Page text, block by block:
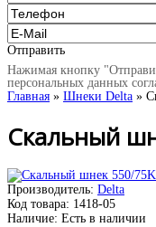
Отправить
Нажимая кнопку
персональных данных
Главная » Шнеки Delta »
Скальный
Производитель: Delta
Код товара: 1418-05
Наличие: Есть в наличии